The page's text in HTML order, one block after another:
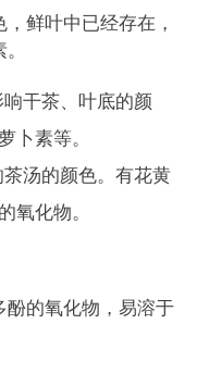
鲜叶中已经存在，
干茶、叶底的颜
卜素等。
汤的颜色。有花黄
氧化物。
酚的氧化物，易溶于